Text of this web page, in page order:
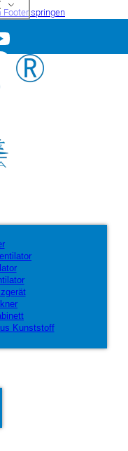
Footer springen
Kunststoff